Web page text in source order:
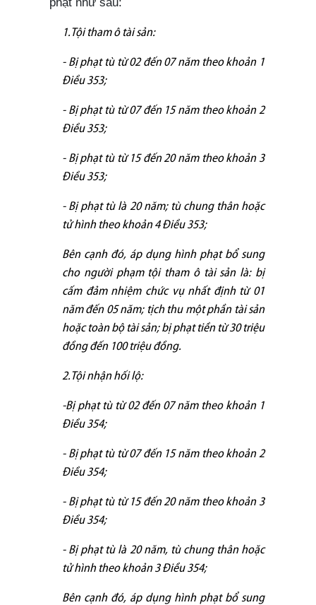
1.Tội tham ô tài sản:
- Bị phạt tù từ 02 đến 07 năm theo khoản 1
Điều 353;
- Bị phạt tù từ 07 đến 15 năm theo khoản 2
Điều 353;
- Bị phạt tù từ 15 đến 20 năm theo khoản 3
Điều 353;
- Bị phạt tù là 20 năm; tù chung thân hoặc
tử hình theo khoản 4 Điều 353;
Bên cạnh đó, áp dụng hình phạt bổ sung
cho người phạm tội tham ô tài sản là: bị
cấm đảm nhiệm chức vụ nhất định từ 01
năm đến 05 năm; tịch thu một phần tài sản
hoặc toàn bộ tài sản; bị phạt tiền từ 30 triệu
đồng đến 100 triệu đồng.
2.Tội nhận hối lộ:
-Bị phạt tù từ 02 đến 07 năm theo khoản 1
Điều 354;
- Bị phạt tù từ 07 đến 15 năm theo khoản 2
Điều 354;
- Bị phạt tù từ 15 đến 20 năm theo khoản 3
Điều 354;
- Bị phạt tù là 20 năm, tù chung thân hoặc
tử hình theo khoản 3 Điều 354;
Bên cạnh đó, áp dụng hình phạt bổ sung